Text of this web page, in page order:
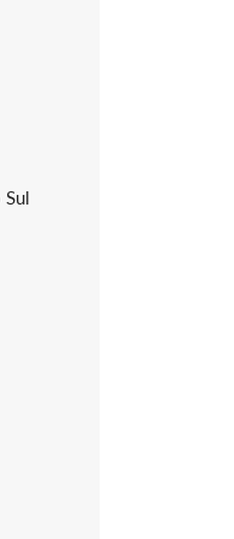
Sul